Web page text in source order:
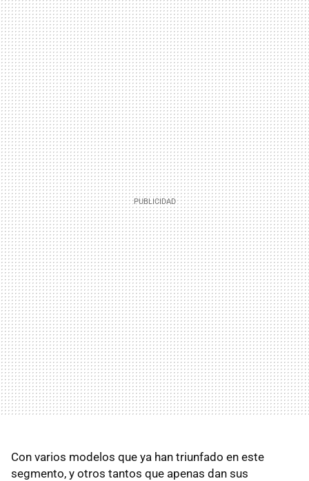
Con varios modelos que ya han triunfado en este
segmento, y otros tantos que apenas dan sus